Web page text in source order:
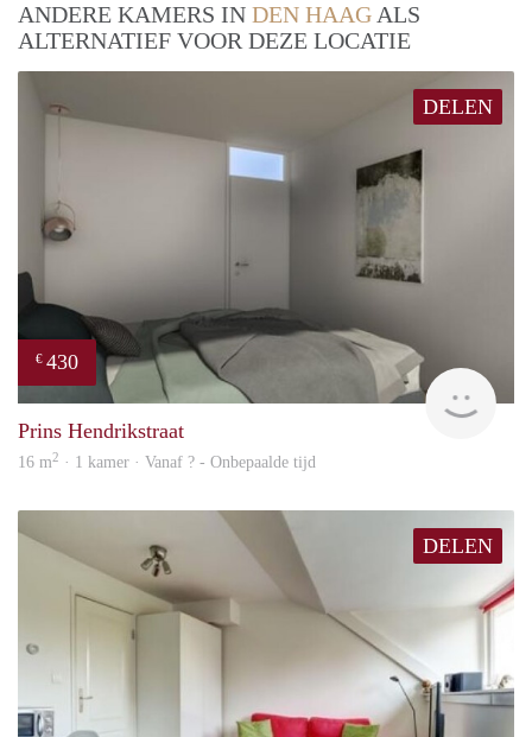
ANDERE KAMERS IN DEN HAAG ALS
ALTERNATIEF VOOR DEZE LOCATIE
DELEN
€ 430
Prins Hendrikstraat
16 m2 · 1 kamer · Vanaf ? - Onbepaalde tijd
DELEN